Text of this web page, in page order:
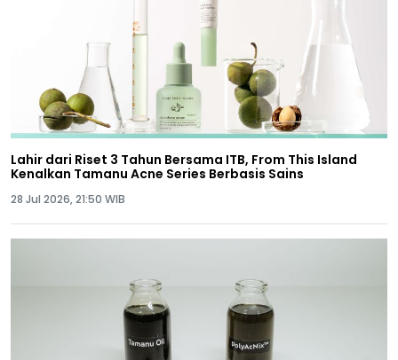
Lahir dari Riset 3 Tahun Bersama ITB, From This Island
Kenalkan Tamanu Acne Series Berbasis Sains
28 Jul 2026, 21:50 WIB